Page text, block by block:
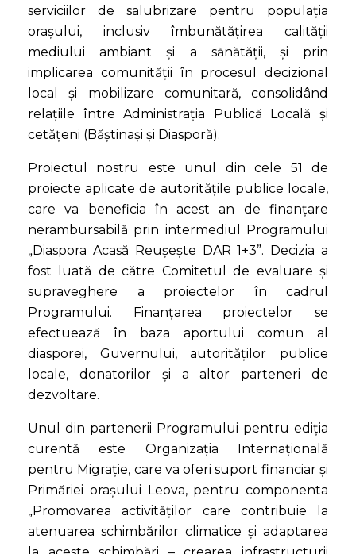
serviciilor de salubrizare pentru populația
orașului, inclusiv îmbunătățirea calității
mediului ambiant și a sănătății, și prin
implicarea comunității în procesul decizional
local și mobilizare comunitară, consolidând
relațiile între Administrația Publică Locală și
cetățeni (Băștinași și Diasporă).
Proiectul nostru este unul din cele 51 de
proiecte aplicate de autoritățile publice locale,
care va beneficia în acest an de finanțare
nerambursabilă prin intermediul Programului
„Diaspora Acasă Reușește DAR 1+3”. Decizia a
fost luată de către Comitetul de evaluare și
supraveghere a proiectelor în cadrul
Programului. Finanțarea proiectelor se
efectuează în baza aportului comun al
diasporei, Guvernului, autorităților publice
locale, donatorilor și a altor parteneri de
dezvoltare.
Unul din partenerii Programului pentru ediția
curentă este Organizația Internațională
pentru Migrație, care va oferi suport financiar și
Primăriei orașului Leova, pentru componenta
„Promovarea activităților care contribuie la
atenuarea schimbărilor climatice și adaptarea